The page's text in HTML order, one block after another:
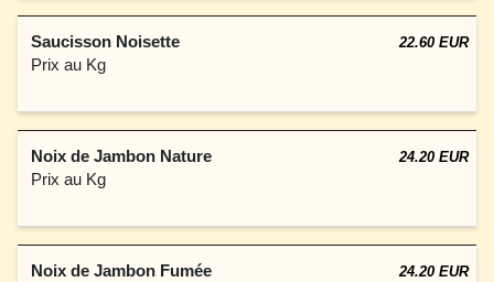
Saucisson Noisette
Prix au Kg
22.60 EUR
Noix de Jambon Nature
Prix au Kg
24.20 EUR
Noix de Jambon Fumée
24.20 EUR